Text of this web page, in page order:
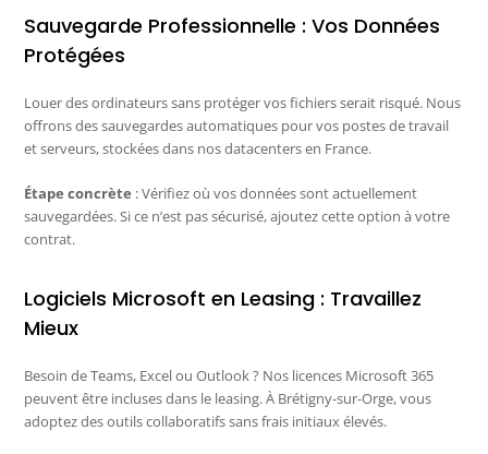
Sauvegarde Professionnelle : Vos Données
Protégées
Louer des ordinateurs sans protéger vos fichiers serait risqué. Nous
offrons des sauvegardes automatiques pour vos postes de travail
et serveurs, stockées dans nos datacenters en France.
Étape concrète : Vérifiez où vos données sont actuellement
sauvegardées. Si ce n’est pas sécurisé, ajoutez cette option à votre
contrat.
Logiciels Microsoft en Leasing : Travaillez
Mieux
Besoin de Teams, Excel ou Outlook ? Nos licences Microsoft 365
peuvent être incluses dans le leasing. À Brétigny-sur-Orge, vous
adoptez des outils collaboratifs sans frais initiaux élevés.